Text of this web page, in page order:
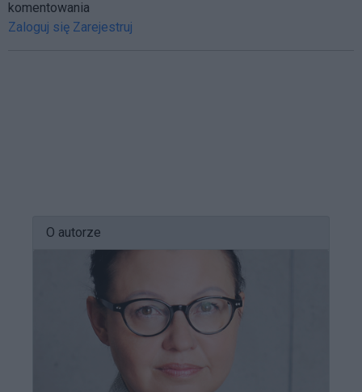
komentowania
Zaloguj się Zarejestruj
O autorze